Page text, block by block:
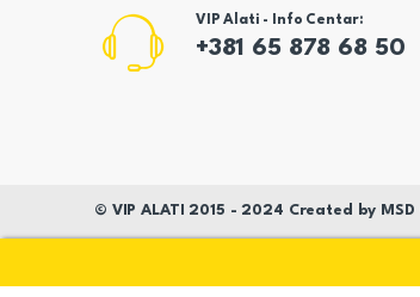
VIP Alati - Info Centar:
+381 65 878 68 50
© VIP ALATI 2015 - 2024 Created by MSD